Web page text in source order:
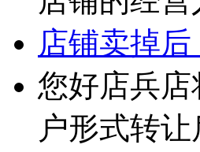
店铺卖掉
您好店兵
户形式转